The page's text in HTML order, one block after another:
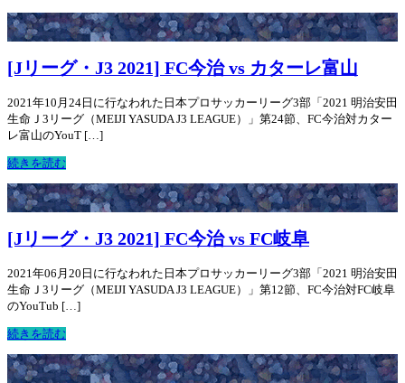
[Jリーグ・J3 2021] FC今治 vs カターレ富山
2021年10月24日に行なわれた日本プロサッカーリーグ3部「2021 明治安田
生命Ｊ3リーグ（MEIJI YASUDA J3 LEAGUE）」第24節、FC今治対カター
レ富山のYouT […]
続きを読む
[Jリーグ・J3 2021] FC今治 vs FC岐阜
2021年06月20日に行なわれた日本プロサッカーリーグ3部「2021 明治安田
生命Ｊ3リーグ（MEIJI YASUDA J3 LEAGUE）」第12節、FC今治対FC岐阜
のYouTub […]
続きを読む